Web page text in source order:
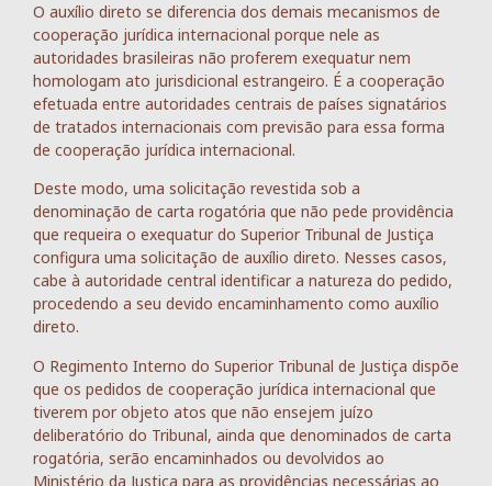
O auxílio direto se diferencia dos demais mecanismos de
cooperação jurídica internacional porque nele as
autoridades brasileiras não proferem exequatur nem
homologam ato jurisdicional estrangeiro. É a cooperação
efetuada entre autoridades centrais de países signatários
de tratados internacionais com previsão para essa forma
de cooperação jurídica internacional.
Deste modo, uma solicitação revestida sob a
denominação de carta rogatória que não pede providência
que requeira o exequatur do Superior Tribunal de Justiça
configura uma solicitação de auxílio direto. Nesses casos,
cabe à autoridade central identificar a natureza do pedido,
procedendo a seu devido encaminhamento como auxílio
direto.
O Regimento Interno do Superior Tribunal de Justiça dispõe
que os pedidos de cooperação jurídica internacional que
tiverem por objeto atos que não ensejem juízo
deliberatório do Tribunal, ainda que denominados de carta
rogatória, serão encaminhados ou devolvidos ao
Ministério da Justiça para as providências necessárias ao